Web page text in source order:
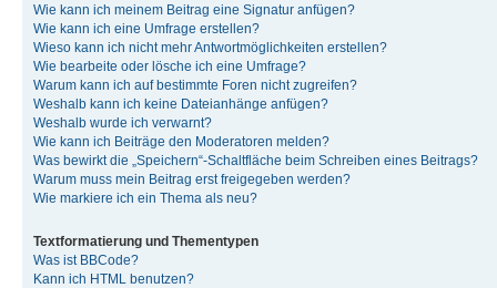
Wie kann ich meinem Beitrag eine Signatur anfügen?
Wie kann ich eine Umfrage erstellen?
Wieso kann ich nicht mehr Antwortmöglichkeiten erstellen?
Wie bearbeite oder lösche ich eine Umfrage?
Warum kann ich auf bestimmte Foren nicht zugreifen?
Weshalb kann ich keine Dateianhänge anfügen?
Weshalb wurde ich verwarnt?
Wie kann ich Beiträge den Moderatoren melden?
Was bewirkt die „Speichern“-Schaltfläche beim Schreiben eines Beitrags?
Warum muss mein Beitrag erst freigegeben werden?
Wie markiere ich ein Thema als neu?
Textformatierung und Thementypen
Was ist BBCode?
Kann ich HTML benutzen?